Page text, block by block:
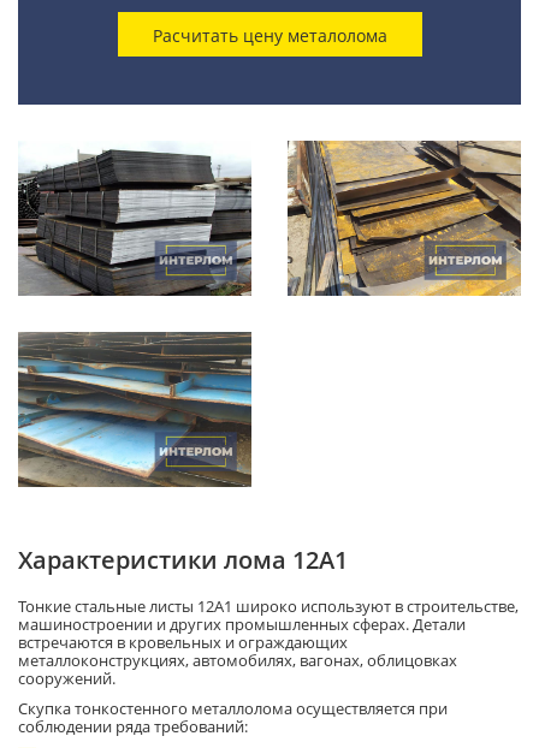
Характеристики лома 12А1
Тонкие стальные листы 12А1 широко используют в строительстве,
машиностроении и других промышленных сферах. Детали
встречаются в кровельных и ограждающих
металлоконструкциях, автомобилях, вагонах, облицовках
сооружений.
Скупка тонкостенного металлолома осуществляется при
соблюдении ряда требований: